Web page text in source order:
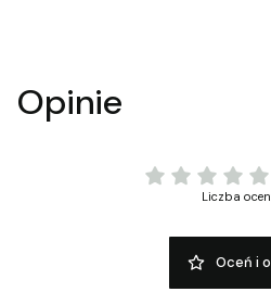
Opinie
Liczba
Oceń i